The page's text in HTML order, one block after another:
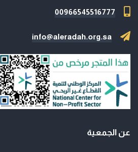
00966545516777
info@aleradah.org.sa
عن الجمعية